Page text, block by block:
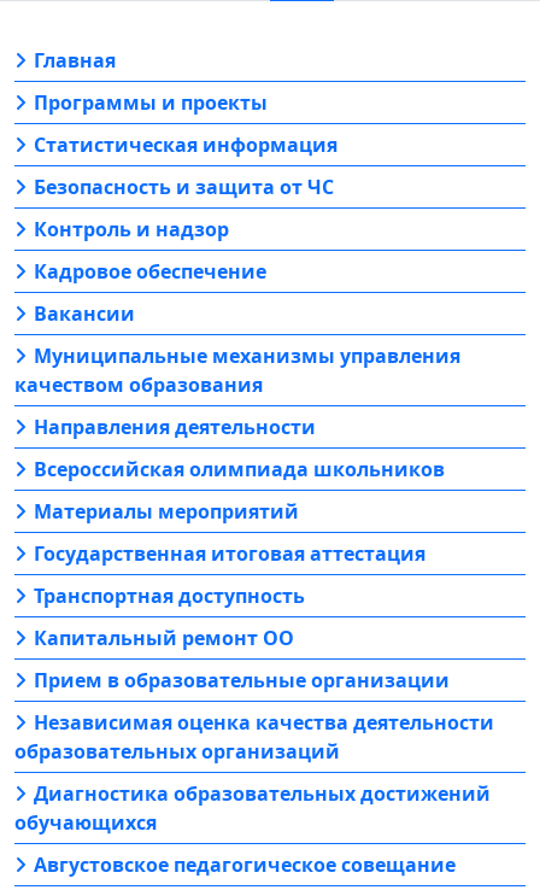
Главная
Программы и проекты
Статистическая информация
Безопасность и защита от ЧС
Контроль и надзор
Кадровое обеспечение
Вакансии
Муниципальные механизмы управления
качеством образования
Направления деятельности
Всероссийская олимпиада школьников
Материалы мероприятий
Государственная итоговая аттестация
Транспортная доступность
Капитальный ремонт ОО
Прием в образовательные организации
Независимая оценка качества деятельности
образовательных организаций
Диагностика образовательных достижений
обучающихся
Августовское педагогическое совещание